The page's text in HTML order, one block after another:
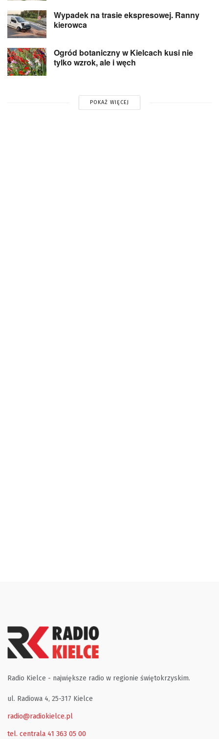
Wypadek na trasie ekspresowej. Ranny
kierowca
Ogród botaniczny w Kielcach kusi nie
tylko wzrok, ale i węch
POKAŻ WIĘCEJ
Radio Kielce - największe radio w regionie świętokrzyskim.
ul. Radiowa 4, 25-317 Kielce
radio@radiokielce.pl
tel. centrala 41 363 05 00